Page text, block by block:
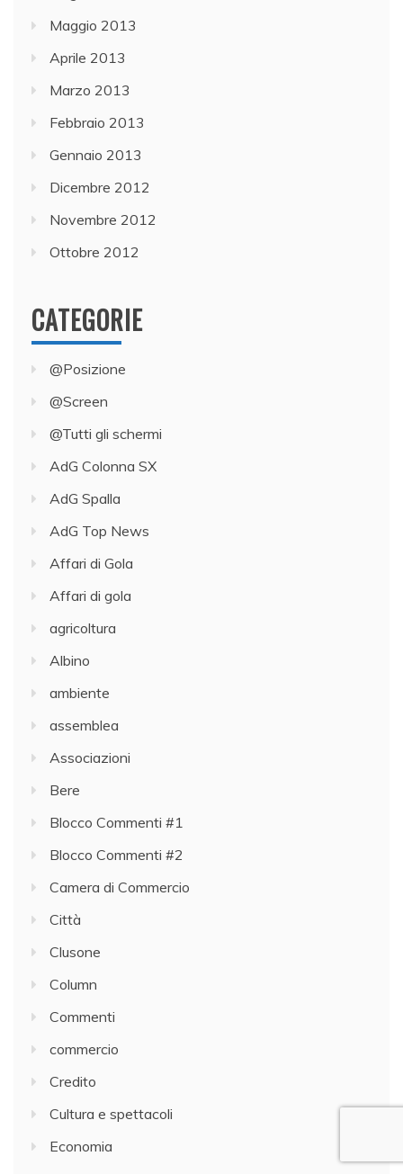
Maggio 2013
Aprile 2013
Marzo 2013
Febbraio 2013
Gennaio 2013
Dicembre 2012
Novembre 2012
Ottobre 2012
CATEGORIE
@Posizione
@Screen
@Tutti gli schermi
AdG Colonna SX
AdG Spalla
AdG Top News
Affari di Gola
Affari di gola
agricoltura
Albino
ambiente
assemblea
Associazioni
Bere
Blocco Commenti #1
Blocco Commenti #2
Camera di Commercio
Città
Clusone
Column
Commenti
commercio
Credito
Cultura e spettacoli
Economia